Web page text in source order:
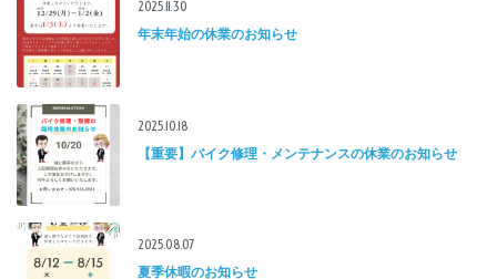
2025.11.30
年末年始の休業のお知らせ
2025.10.18
【重要】バイク修理・メンテナンスの休業のお知らせ
2025.08.07
夏季休暇のお知らせ